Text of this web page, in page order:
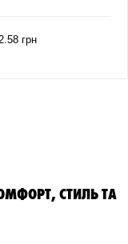
грн
СТИЛЬ ТА